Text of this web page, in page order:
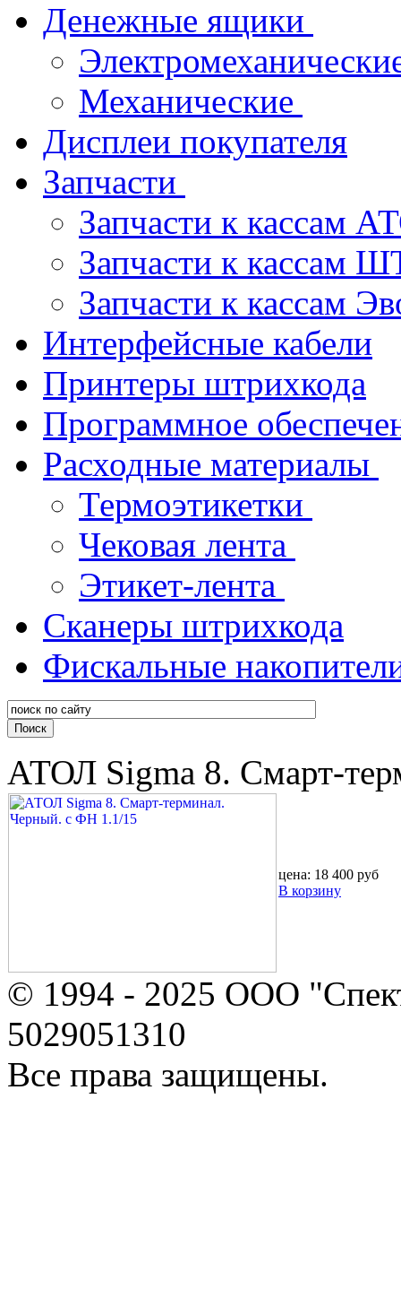
Денежные ящики
Механические
Дисплеи покупателя
Запчасти
Запчасти к кассам
Запчасти к кассам
Запчасти к кассам
Интерфейсные кабели
Принтеры штрихкода
Программное
Расходные материалы
Термоэтикетки
Чековая лента
Этикет-лента
Сканеры штрихкода
Фискальные
АТОЛ Sigma 8. Смарт-
цена: 18 400 руб
В корзину
© 1994 - 2025 ООО
5029051310
Все права защищены.